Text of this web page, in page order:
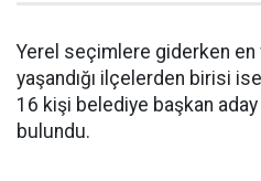
Yerel seçimlere giderken en
yaşandığı ilçelerden birisi
16 kişi belediye başkan aday
bulundu.